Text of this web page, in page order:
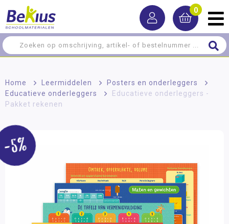
0
Home > Leermiddelen > Posters en onderleggers
>
Educatieve onderleggers
>
Educatieve onderleggers -
Pakket rekenen
-5%